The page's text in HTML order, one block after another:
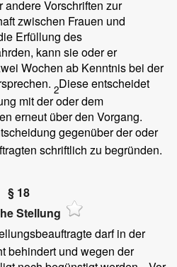
Vorschriften zur
zwischen Frauen und
Erfüllung des
kann sie oder er
Wochen ab Kenntnis bei der
2Diese entscheidet
mit der oder dem
erneut über den Vorgang.
gegenüber der oder
schriftlich zu begründen.
§ 18
Stellung
darf in der
behindert und wegen der